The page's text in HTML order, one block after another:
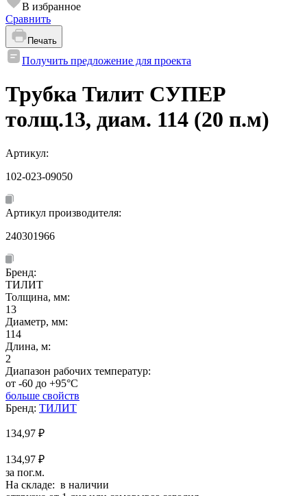
В избранное
Сравнить
Печать
Получить предложение для проекта
Трубка Тилит СУПЕР
толщ.13, диам. 114 (20 п.м)
Артикул:
102-023-09050
Артикул производителя:
240301966
Бренд:
ТИЛИТ
Толщина, мм:
13
Диаметр, мм:
114
Длина, м:
2
Диапазон рабочих температур:
от -60 до +95°C
больше свойств
Бренд: ТИЛИТ
134,97 ₽
134,97 ₽
за пог.м.
На складе: в наличии